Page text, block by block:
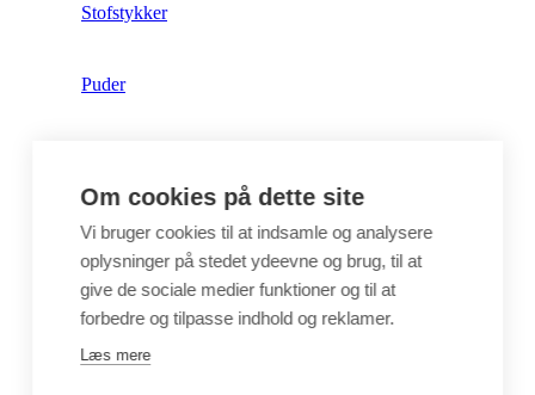
Stofstykker
Puder
Crepepapir
Hobby
Om cookies på dette site
Vi bruger cookies til at indsamle og analysere
oplysninger på stedet ydeevne og brug, til at
give de sociale medier funktioner og til at
forbedre og tilpasse indhold og reklamer.
Læs mere